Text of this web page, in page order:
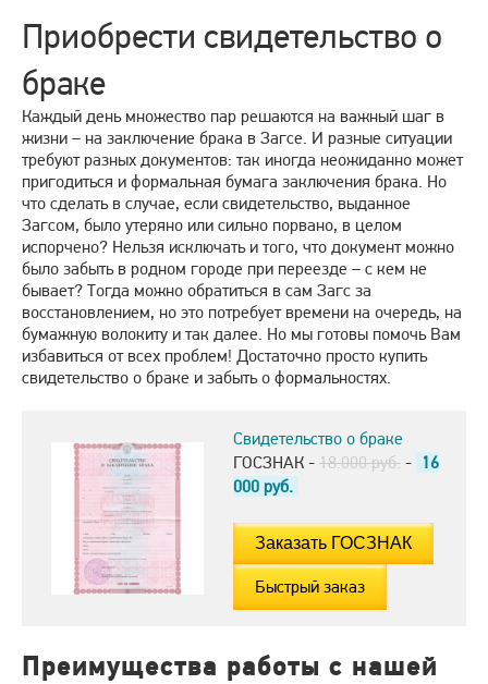
Приобрести свидетельство о
браке
Каждый день множество пар решаются на важный шаг в
жизни – на заключение брака в Загсе. И разные ситуации
требуют разных документов: так иногда неожиданно может
пригодиться и формальная бумага заключения брака. Но
что сделать в случае, если свидетельство, выданное
Загсом, было утеряно или сильно порвано, в целом
испорчено? Нельзя исключать и того, что документ можно
было забыть в родном городе при переезде – с кем не
бывает? Тогда можно обратиться в сам Загс за
восстановлением, но это потребует времени на очередь, на
бумажную волокиту и так далее. Но мы готовы помочь Вам
избавиться от всех проблем! Достаточно просто купить
свидетельство о браке и забыть о формальностях.
Свидетельство о браке
ГОСЗНАК - 18.000 руб. - 16
000 руб.
Быстрый заказ
Преимущества работы с нашей